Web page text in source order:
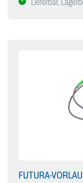
Lieferbar,
FUTURA-